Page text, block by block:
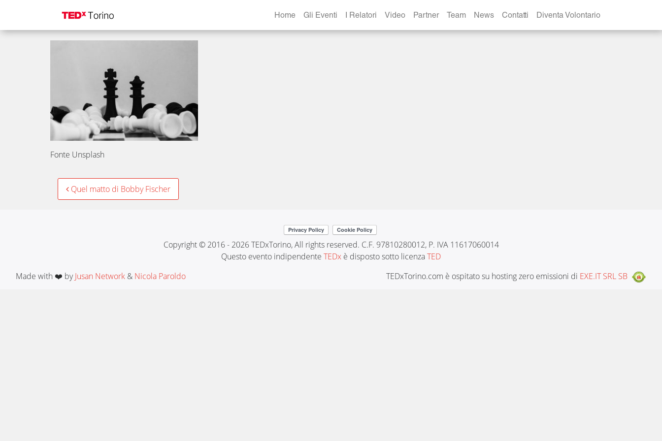
Home Gli Eventi I Relatori Video Partner Team News Contatti Diventa Volontario
ready playerx-quel matto di bobby fischer-tedxtorino
Fonte Unsplash
Post
Quel matto di Bobby Fischer
Copyright © 2016 - 2026 TEDxTorino, All rights reserved. C.F. 97810280012, P. IVA 11617060014
Questo evento indipendente TEDx è disposto sotto licenzaTED
Made with ❤️ byJusan Network & Nicola Paroldo TEDxTorino.com è ospitato su hosting zero emissioni di EXE.IT SRL SB